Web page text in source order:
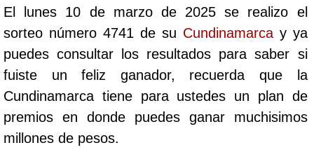
Cafeterito Noche
Caribeña Día
Caribeña Noche
Chontico Día
El lunes 10 de marzo de 2025 se realizo el
sorteo número 4741 de su Cundinamarcay ya
puedes consultar los resultados para saber si
fuiste un feliz ganador, recuerda que la
Cundinamarca tiene para ustedes un plan de
premios en donde puedes ganar muchisimos
millones de pesos.